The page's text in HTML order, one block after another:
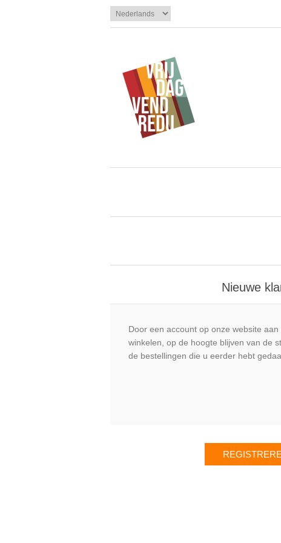
Nieuwe
Door een account op onze website
winkelen, op de hoogte blijven van de
de bestellingen die u eerder hebt